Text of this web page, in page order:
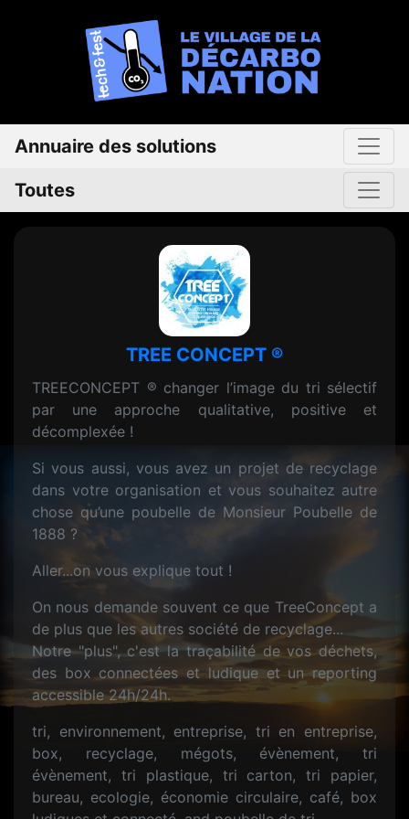
Annuaire des solutions
Toutes
TREE CONCEPT ®
TREECONCEPT ® changer l’image du tri sélectif
par une approche qualitative, positive et
décomplexée !
Si vous aussi, vous avez un projet de recyclage
dans votre organisation et vous souhaitez autre
chose qu’une poubelle de Monsieur Poubelle de
1888 ?
Aller...on vous explique tout !
On nous demande souvent ce que TreeConcept a
de plus que les autres société de recyclage...
Notre "plus", c'est la traçabilité de vos déchets,
des box connectées et ludique et un reporting
accessible 24h/24h.
tri, environnement, entreprise, tri en entreprise,
box, recyclage, mégots, évènement, tri
évènement, tri plastique, tri carton, tri papier,
bureau, ecologie, économie circulaire, café, box